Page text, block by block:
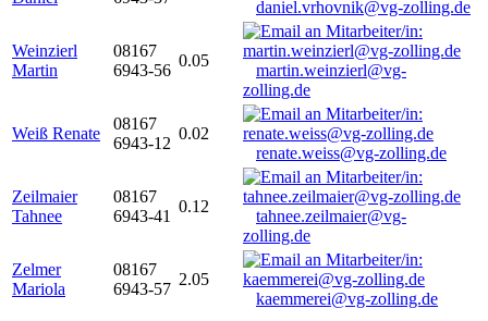
daniel.vrhovnik@vg-zolling.de
Weinzierl
Martin
08167
6943-56
0.05
martin.weinzierl@vg-
zolling.de
Weiß Renate
08167
6943-12
0.02
renate.weiss@vg-zolling.de
Zeilmaier
Tahnee
08167
6943-41
0.12
tahnee.zeilmaier@vg-
zolling.de
Zelmer
Mariola
08167
6943-57
2.05
kaemmerei@vg-zolling.de